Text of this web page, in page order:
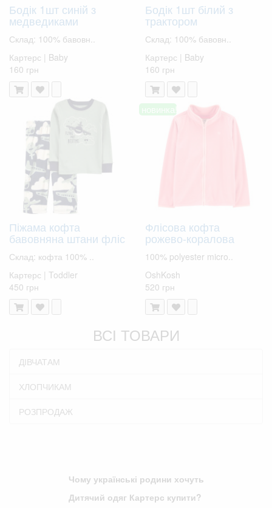
Бодік 1шт синій з
медведиками
Склад: 100% бавовн..
Картерс | Baby
160 грн
Бодік 1шт білий з
трактором
Склад: 100% бавовн..
Картерс | Baby
160 грн
Піжама кофта
бавовняна штани фліс
Склад: кофта 100% ..
Картерс | Toddler
450 грн
новинка!
Флісова кофта
рожево-коралова
100% polyester micro..
OshKosh
520 грн
ВСІ ТОВАРИ
ДІВЧАТАМ
ХЛОПЧИКАМ
РОЗПРОДАЖ
Чому українські родини хочуть
Дитячий одяг Картерс купити?